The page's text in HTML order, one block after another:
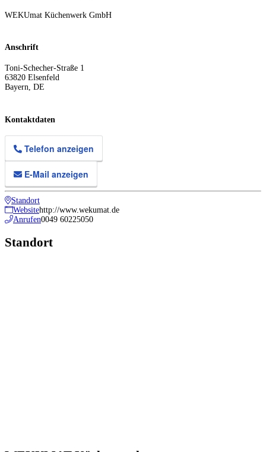
WEKUmat Küchenwerk GmbH
Anschrift
Toni-Schecher-Straße 1
63820 Elsenfeld
Bayern DE
Kontaktdaten
Telefon anzeigen
E-Mail anzeigen
Standort
Websitehttp://www.wekumat.de
Anrufen0049 60225050
Standort